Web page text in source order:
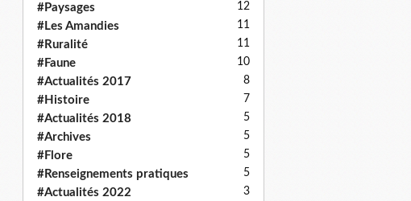
#Paysages 12
#Les Amandies 11
#Ruralité 11
#Faune 10
#Actualités 2017 8
#Histoire 7
#Actualités 2018 5
#Archives 5
#Flore 5
#Renseignements pratiques 5
#Actualités 2022 3